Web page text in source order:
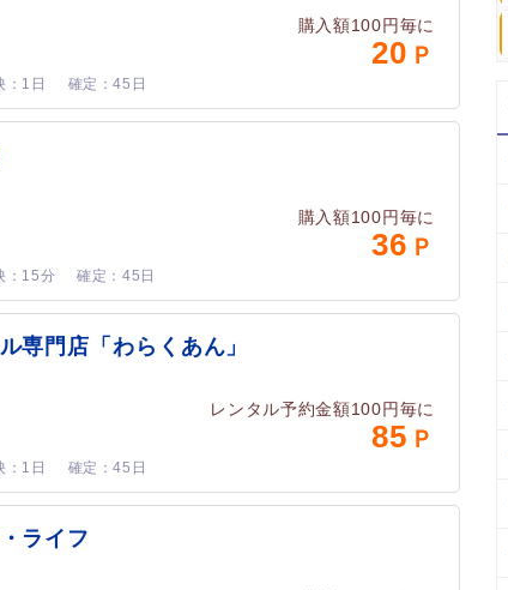
購入額100円毎に
20
1日 45日
購入額100円毎に
36
15分 45日
専門店「わらくあん」
レンタル予約金額100円毎に
85
1日 45日
ライフ